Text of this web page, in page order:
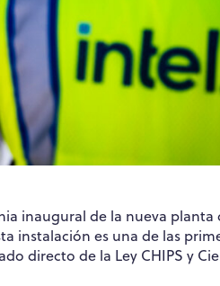
inaugural de la nueva planta
instalación es una de las
directo de la Ley CHIPS y